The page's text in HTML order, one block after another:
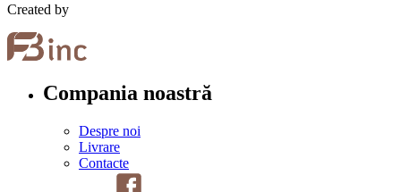
Created by
Compania noastră
Despre noi
Livrare
Contacte